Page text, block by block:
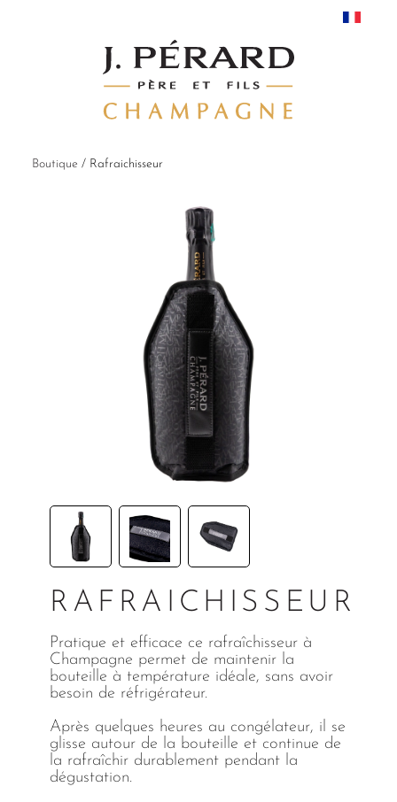
Boutique / Rafraichisseur
RAFRAICHISSEUR
Pratique et efficace ce rafraîchisseur à
Champagne permet de maintenir la
bouteille à température idéale, sans avoir
besoin de réfrigérateur.
Après quelques heures au congélateur, il se
glisse autour de la bouteille et continue de
la rafraîchir durablement pendant la
dégustation.